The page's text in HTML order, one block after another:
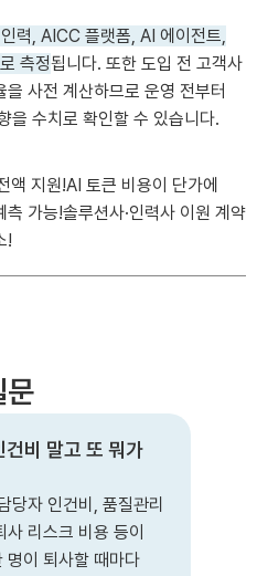
력, AICC 플랫폼, AI 에이전트,
측정됩니다. 또한 도입 전 고객사
사전 계산하므로 운영 전부터
을 수치로 확인할 수 있습니다.
액 지원!AI 토큰 비용이 단가에
측 가능!솔루션사·인력사 이원 계약
!
문
비 말고 또 뭐가
당자 인건비, 품질관리
사 리스크 비용 등이
명이 퇴사할 때마다